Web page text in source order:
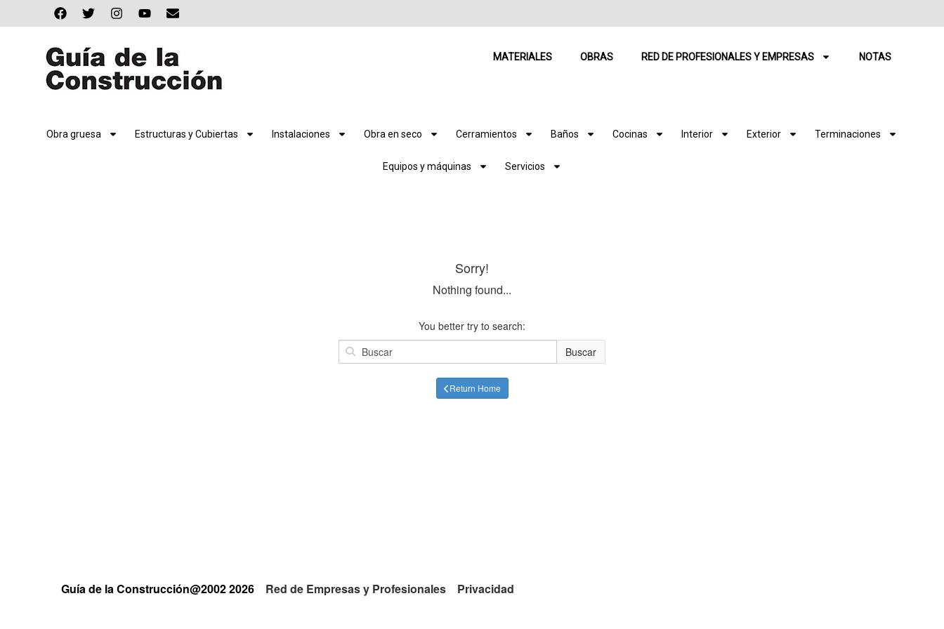
MATERIALES OBRAS RED DE PROFESIONALES Y EMPRESAS NOTAS
Obra gruesa Estructuras y Cubiertas Instalaciones Obra en seco Cerramientos Baños Cocinas Interior Exterior Terminaciones
Equipos y máquinas Servicios
Sorry!
Nothing found...
You better try to search:
Buscar
Return Home
Guía de la Construcción@2002 2026 Red de Empresas y Profesionales Privacidad